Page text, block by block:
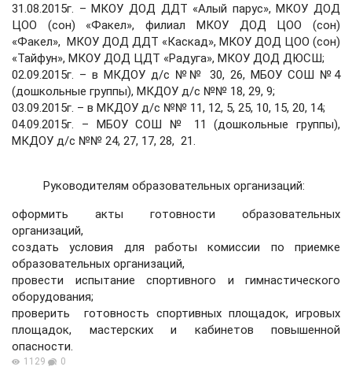
31.08.2015г. – МКОУ ДОД ДДТ «Алый парус», МКОУ ДОД
ЦОО (сон) «Факел», филиал МКОУ ДОД ЦОО (сон)
«Факел», МКОУ ДОД ДДТ «Каскад», МКОУ ДОД ЦОО (сон)
«Тайфун», МКОУ ДОД ЦДТ «Радуга», МКОУ ДОД ДЮСШ;
02.09.2015г. – в МКДОУ д/с №№ 30, 26, МБОУ СОШ №4
(дошкольные группы), МКДОУ д/с №№ 18, 29, 9;
03.09.2015г. – в МКДОУ д/с №№ 11, 12, 5, 25, 10, 15, 20, 14;
04.09.2015г. – МБОУ СОШ № 11 (дошкольные группы),
МКДОУ д/с №№ 24, 27, 17, 28, 21.
Руководителям образовательных организаций:
оформить акты готовности образовательных
организаций,
создать условия для работы комиссии по приемке
образовательных организаций,
провести испытание спортивного и гимнастического
оборудования;
проверить готовность спортивных площадок, игровых
площадок, мастерских и кабинетов повышенной
опасности.
1129 0